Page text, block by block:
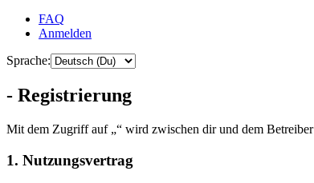
FAQ
Anmelden
Sprache:
- Registrierung
Mit dem Zugriff auf „“ wird zwischen dir und dem
1. Nutzungsvertrag